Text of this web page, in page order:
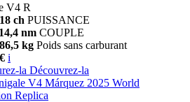
V4 R
ch PUISSANCE
nm COUPLE
kg Poids sans carburant
i
la Découvrez-la
V4 Márquez 2025 World
Replica